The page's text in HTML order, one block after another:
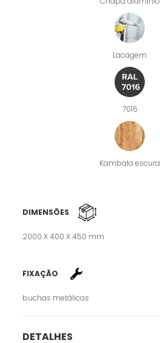
Lacagem
7016
Kambala escura
DIMENSÕES
2000 X 400 X 450 mm
FIXAÇÃO
buchas metálicas
DETALHES